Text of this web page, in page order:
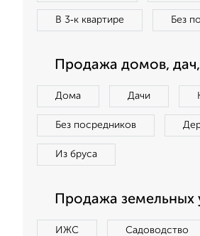
В 3‑к квартире Без
Продажа домов,
Дома Дачи
Без посредников
Из бруса
Продажа земельных
ИЖС Садоводство